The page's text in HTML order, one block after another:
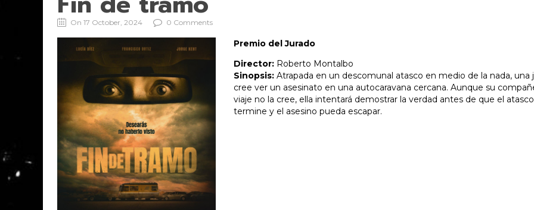
On 17 October, 2024 0 Comments
Premio del Jurado
Director: Roberto Montalbo
Sinopsis:Atrapada en un descomunal atasco en medio de la nada, una
cree ver un asesinato en una autocaravana cercana. Aunque su
viaje no la cree, ella intentará demostrar la verdad antes de que el atasco
termine y el asesino pueda escapar.